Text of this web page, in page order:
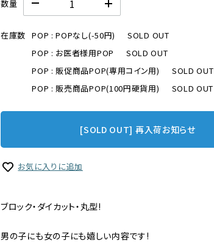
数量
在庫数 POP : POPなし(-50円)
SOLD OUT
POP : お医者様用POP
SOLD OUT
POP : 販促商品POP(専用コイン用)
SOLD OUT
POP : 販売商品POP(100円硬貨用)
SOLD OUT
[SOLD OUT] 再入荷お知らせ
お気に入りに追加
ブロック・ダイカット・丸型!
男の子にも女の子にも嬉しい内容です!